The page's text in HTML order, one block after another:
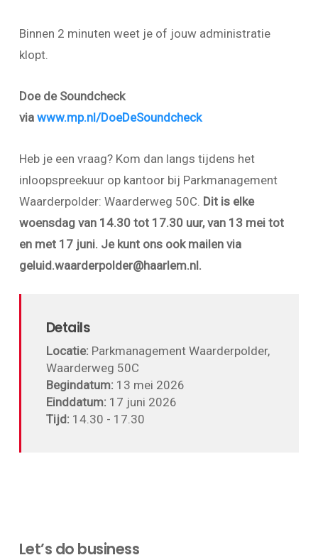
Binnen 2 minuten weet je of jouw administratie
klopt.
Doe de Soundcheck
via www.mp.nl/DoeDeSoundcheck
Heb je een vraag? Kom dan langs tijdens het
inloopspreekuur op kantoor bij Parkmanagement
Waarderpolder: Waarderweg 50C. Dit is elke
woensdag van 14.30 tot 17.30 uur, van 13 mei tot
en met 17 juni. Je kunt ons ook mailen via
geluid.waarderpolder@haarlem.nl.
Details
Locatie: Parkmanagement Waarderpolder,
Waarderweg 50C
Begindatum: 13 mei 2026
Einddatum: 17 juni 2026
Tijd: 14.30 - 17.30
Let’s do business